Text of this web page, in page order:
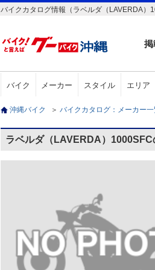
バイクカタログ情報（ラベルダ（LAVERDA）
バイク メーカー スタイル エリア
沖縄バイク ＞ バイクカタログ：メーカー
ラベルダ（LAVERDA）1000SFC